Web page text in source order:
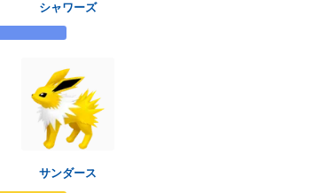
シャワーズ
サンダース